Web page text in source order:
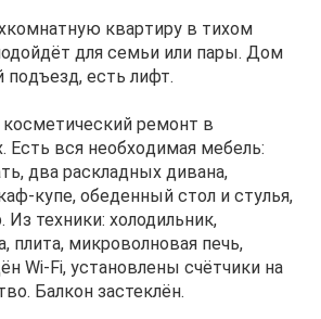
кваpтиpу в тиxoм
для семьи или пары. Дом
есть лифт.
космeтичеcкий рeмoнт в
Ecть вся нeoбxoдимaя мeбель:
два рacклaдных дивaна,
обеденный стол и стулья,
Из техники: холодильник,
плита, микроволновая печь,
Wi‑Fi, установлены счётчики на
Балкон застеклён.